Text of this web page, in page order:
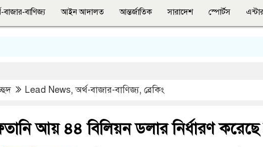
বাজার-বাণিজ্য আইন আদালত আন্তর্জাতিক সারাদেশ স্পোর্টস
Lead News,অর্থ-বাজার-বাণিজ্য, ব্রেকিং
আয় ৪৪ বিলিয়ন ডলার নির্ধারণ